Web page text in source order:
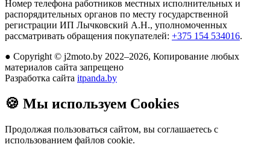
Номер телефона работников местных исполнительных и
распорядительных органов по месту государственной
регистрации ИП Лычковский А.Н., уполномоченных
рассматривать обращения покупателей: +375 154 534016.
● Copyright © j2moto.by 2022–2026, Копирование любых
материалов сайта запрещено
Разработка сайта itpanda.by
🍪 Мы используем Cookies
Продолжая пользоваться сайтом, вы соглашаетесь с
использованием файлов cookie.